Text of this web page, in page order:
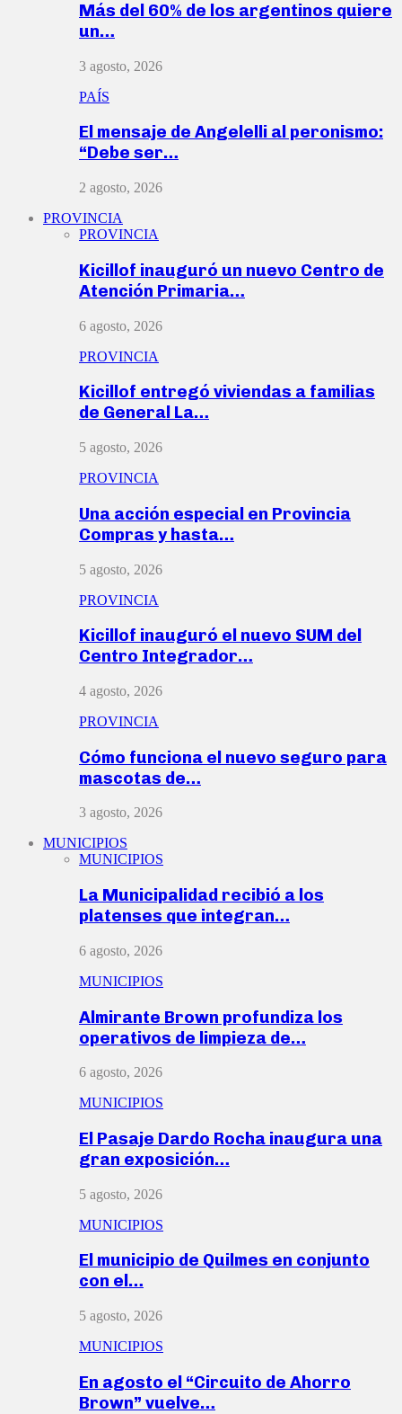
Más del 60% de los argentinos quiere
un…
3 agosto, 2026
PAÍS
El mensaje de Angelelli al peronismo:
“Debe ser…
2 agosto, 2026
PROVINCIA
PROVINCIA
Kicillof inauguró un nuevo Centro de
Atención Primaria…
6 agosto, 2026
PROVINCIA
Kicillof entregó viviendas a familias
de General La…
5 agosto, 2026
PROVINCIA
Una acción especial en Provincia
Compras y hasta…
5 agosto, 2026
PROVINCIA
Kicillof inauguró el nuevo SUM del
Centro Integrador…
4 agosto, 2026
PROVINCIA
Cómo funciona el nuevo seguro para
mascotas de…
3 agosto, 2026
MUNICIPIOS
MUNICIPIOS
La Municipalidad recibió a los
platenses que integran…
6 agosto, 2026
MUNICIPIOS
Almirante Brown profundiza los
operativos de limpieza de…
6 agosto, 2026
MUNICIPIOS
El Pasaje Dardo Rocha inaugura una
gran exposición…
5 agosto, 2026
MUNICIPIOS
El municipio de Quilmes en conjunto
con el…
5 agosto, 2026
MUNICIPIOS
En agosto el “Circuito de Ahorro
Brown” vuelve…